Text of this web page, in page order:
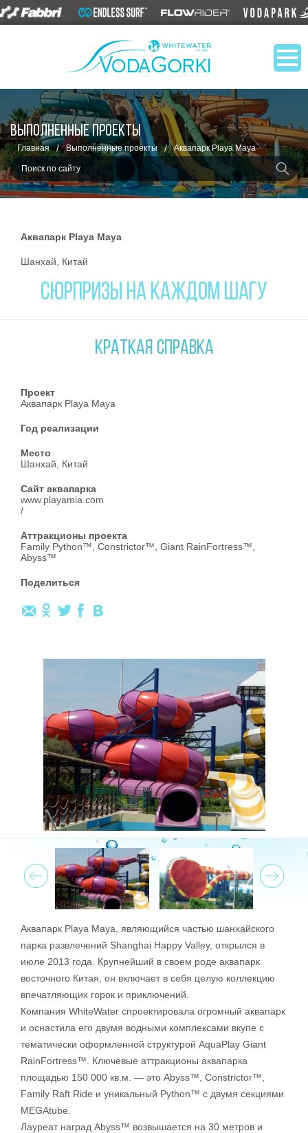
ВЫПОЛНЕННЫЕ ПРОЕКТЫ
Главная / Выполненные проекты / Аквапарк Playa Maya
Аквапарк Playa Maya
Шанхай, Китай
СЮРПРИЗЫ НА КАЖДОМ ШАГУ
Prev Next
КРАТКАЯ СПРАВКА
Проект
Аквапарк Playa Maya
Год реализации
Место
Шанхай, Китай
Сайт аквапарка
www.playamia.com
/
Аттракционы проекта
Family Python™ Constrictor™ Giant RainFortress™
Abyss™
Поделиться
Аквапарк Playa Maya, являющийся частью шанхайского
парка развлечений Shanghai Happy Valley, открылся в
июле 2013 года. Крупнейший в своем роде аквапарк
восточного Китая, он включает в себя целую коллекцию
впечатляющих горок и приключений.
Компания WhiteWater спроектировала огромный аквапарк
и оснастила его двумя водными комплексами вкупе с
тематически оформленной структурой AquaPlay Giant
RainFortress™. Ключевые аттракционы аквапарка
площадью 150 000 кв.м. — это Abyss™, Constrictor™,
Family Raft Ride и уникальный Python™ с двумя секциями
MEGAtube.
Лауреат наград Abyss™ возвышается на 30 метров и